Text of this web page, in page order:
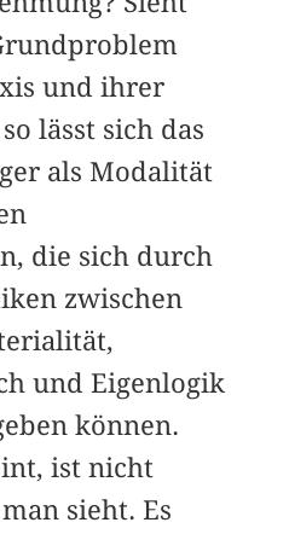
und ihrer
lässt sich das
als Modalität
die sich durch
zwischen
und Eigenlogik
können.
ist nicht
sieht. Es